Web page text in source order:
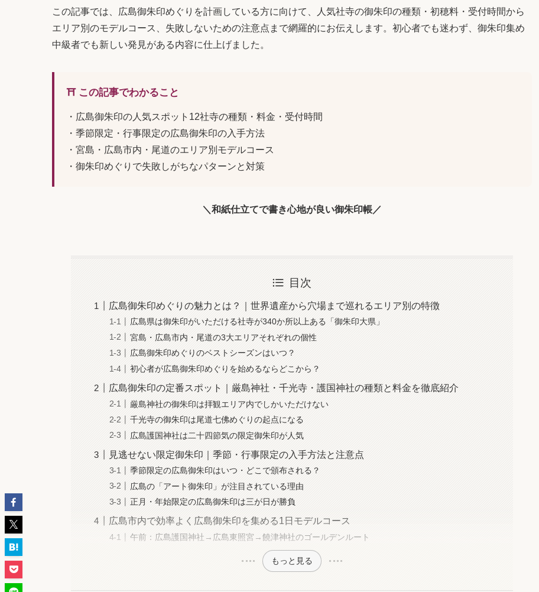
この記事では、広島御朱印めぐりを計画している方に向けて、人気社寺の御朱印の種類・初穂料・受付時間から
エリア別のモデルコース、失敗しないための注意点まで網羅的にお伝えします。初心者でも迷わず、御朱印集め
中級者でも新しい発見がある内容に仕上げました。
⛩️ この記事でわかること
・広島御朱印の人気スポット12社寺の種類・料金・受付時間
・季節限定・行事限定の広島御朱印の入手方法
・宮島・広島市内・尾道のエリア別モデルコース
・御朱印めぐりで失敗しがちなパターンと対策
＼和紙仕立てで書き心地が良い御朱印帳／
目次
広島御朱印めぐりの魅力とは？｜世界遺産から穴場まで巡れるエリア別の特徴
広島県は御朱印がいただける社寺が340か所以上ある「御朱印大県」
宮島・広島市内・尾道の3大エリアそれぞれの個性
広島御朱印めぐりのベストシーズンはいつ？
初心者が広島御朱印めぐりを始めるならどこから？
広島御朱印の定番スポット｜厳島神社・千光寺・護国神社の種類と料金を徹底紹介
厳島神社の御朱印は拝観エリア内でしかいただけない
千光寺の御朱印は尾道七佛めぐりの起点になる
広島護国神社は二十四節気の限定御朱印が人気
見逃せない限定御朱印｜季節・行事限定の入手方法と注意点
季節限定の広島御朱印はいつ・どこで頒布される？
広島の「アート御朱印」が注目されている理由
正月・年始限定の広島御朱印は三が日が勝負
広島市内で効率よく広島御朱印を集める1日モデルコース
午前：広島護国神社→広島東照宮→饒津神社のゴールデンルート
もっと見る